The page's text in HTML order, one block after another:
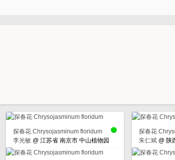
探春花 Chrysojasminum floridum
李光敏 @ 江苏省 南京市 中山植物园
探春花
朱仁斌 @ 陕